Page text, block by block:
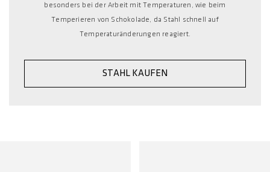
besonders bei der Arbeit mit Temperaturen, wie beim
Temperieren von Schokolade, da Stahl schnell auf
Temperaturänderungen reagiert.
STAHL KAUFEN